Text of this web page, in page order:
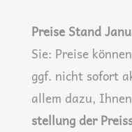
Prei­se Stand
Sie: Prei­se
ggf. nicht sofort
allem dazu,
stel­lung der